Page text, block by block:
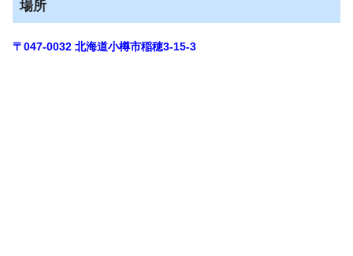
場所
〒047-0032 北海道小樽市稲穂3-15-3